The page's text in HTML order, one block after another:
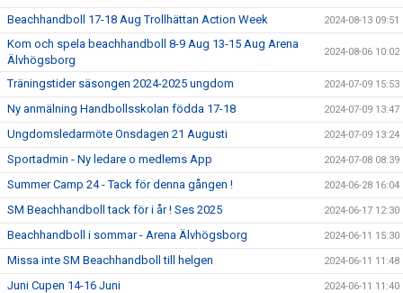
Beachhandboll 17-18 Aug Trollhättan Action Week
2024-08-13 09:51
Kom och spela beachhandboll 8-9 Aug 13-15 Aug Arena
Älvhögsborg
2024-08-06 10:02
Träningstider säsongen 2024-2025 ungdom 2024-07-09 15:53
Ny anmälning Handbollsskolan födda 17-18 2024-07-09 13:47
Ungdomsledarmöte Onsdagen 21 Augusti 2024-07-09 13:24
Sportadmin - Ny ledare o medlems App 2024-07-08 08:39
Summer Camp 24 - Tack för denna gången ! 2024-06-28 16:04
SM Beachhandboll tack för i år ! Ses 2025 2024-06-17 12:30
Beachhandboll i sommar - Arena Älvhögsborg 2024-06-11 15:30
Missa inte SM Beachhandboll till helgen 2024-06-11 11:48
Juni Cupen 14-16 Juni 2024-06-11 11:40